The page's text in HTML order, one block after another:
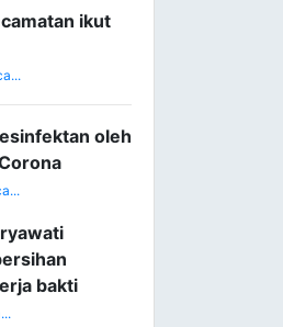
ikut
oleh
bakti